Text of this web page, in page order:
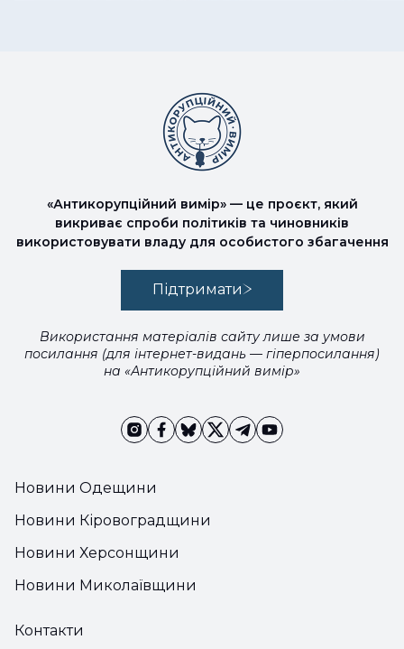
Новини Одещини
Новини Кіровоградщини
Новини Херсонщини
Новини Миколаївщини
«Антикорупційний вимір» — це проєкт, який
викриває спроби політиків та чиновників
використовувати владу для особистого збагачення
Підтримати
Використання матеріалів сайту лише за умови
посилання (для інтернет-видань — гіперпосилання)
на «Антикорупційний вимір»
Контакти